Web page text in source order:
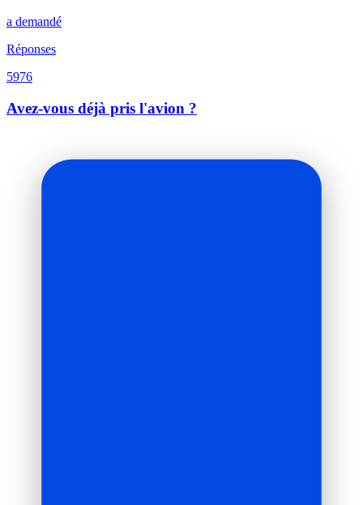
a demandé
Réponses
5976
Avez-vous déjà pris l'avion ?